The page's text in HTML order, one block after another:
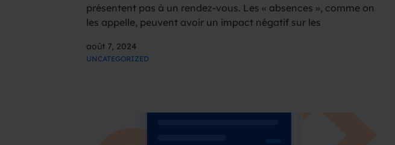
présentent pas à un rendez-vous. Les « absences », comme on
les appelle, peuvent avoir un impact négatif sur les
beauté…
août 7, 2024
UNCATEGORIZED